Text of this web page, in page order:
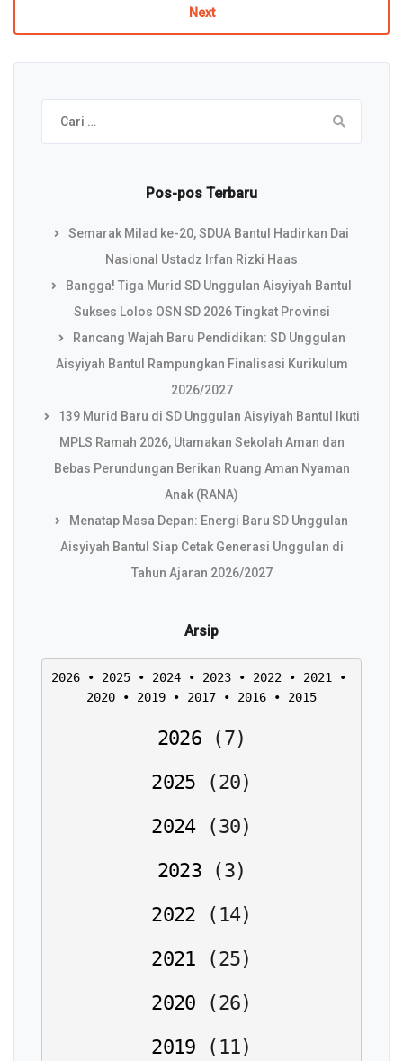
Next
Cari
untuk:
Pos-pos Terbaru
Semarak Milad ke-20, SDUA Bantul Hadirkan Dai
Nasional Ustadz Irfan Rizki Haas
Bangga! Tiga Murid SD Unggulan Aisyiyah Bantul
Sukses Lolos OSN SD 2026 Tingkat Provinsi
Rancang Wajah Baru Pendidikan: SD Unggulan
Aisyiyah Bantul Rampungkan Finalisasi Kurikulum
2026/2027
139 Murid Baru di SD Unggulan Aisyiyah Bantul Ikuti
MPLS Ramah 2026, Utamakan Sekolah Aman dan
Bebas Perundungan Berikan Ruang Aman Nyaman
Anak (RANA)
Menatap Masa Depan: Energi Baru SD Unggulan
Aisyiyah Bantul Siap Cetak Generasi Unggulan di
Tahun Ajaran 2026/2027
Arsip
2026 • 2025 • 2024 • 2023 • 2022 • 2021
2020 • 2019 • 2017 • 2016 • 2015
2026 (7)
2025
(20)
2024
(30)
2023
(3)
2022
( 14)
2021
(25)
2020
(26)
2019
( 11)